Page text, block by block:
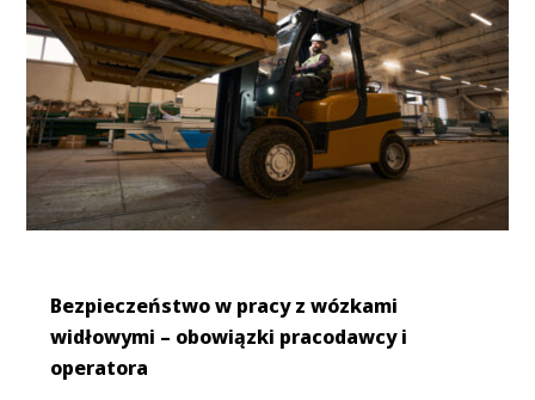
Bezpieczeństwo w pracy z wózkami
widłowymi – obowiązki pracodawcy i
operatora